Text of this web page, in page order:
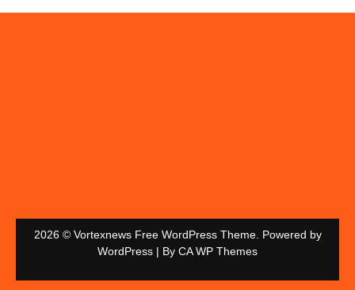
2026 © Vortexnews Free WordPress Theme. Powered by
WordPress | By CA WP Themes